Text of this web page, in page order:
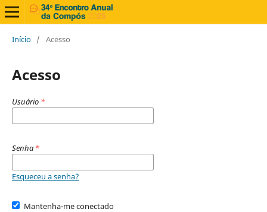
Início / Acesso
Acesso
Usuário *
Senha *
Esqueceu a senha?
Mantenha-me conectado